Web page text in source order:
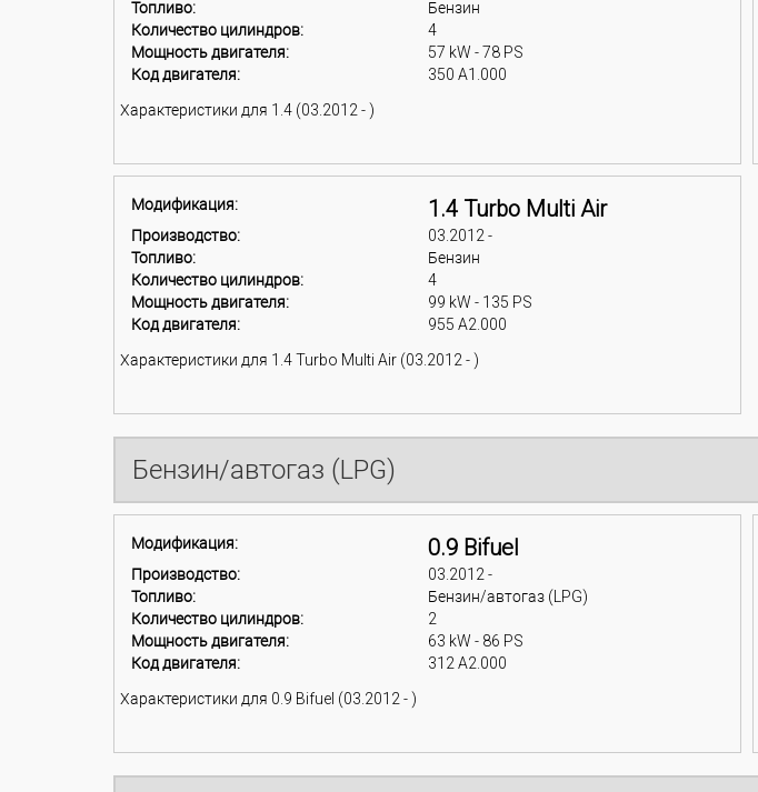
Топливо:
Бензин
Количество цилиндров:
4
Мощность двигателя:
57 kW - 78 PS
Код двигателя:
350 A1.000
Характеристики для 1.4 (03.2012 - )
Модификация: 1.4 Turbo Multi Air
Производство:
03.2012 -
Топливо:
Бензин
Количество цилиндров:
4
Мощность двигателя:
99 kW - 135 PS
Код двигателя:
955 A2.000
Характеристики для 1.4 Turbo Multi Air (03.2012 - )
Бензин/автогаз (LPG)
Модификация: 0.9 Bifuel
Производство:
03.2012 -
Топливо:
Бензин/автогаз (LPG)
Количество цилиндров:
2
Мощность двигателя:
63 kW - 86 PS
Код двигателя:
312 A2.000
Характеристики для 0.9 Bifuel (03.2012 - )